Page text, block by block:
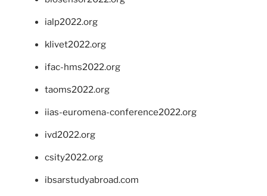
ialp2022.org
klivet2022.org
ifac-hms2022.org
taoms2022.org
iias-euromena-conference2022.org
ivd2022.org
csity2022.org
ibsarstudyabroad.com